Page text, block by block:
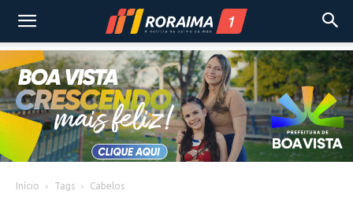
Início Tags Cabelos